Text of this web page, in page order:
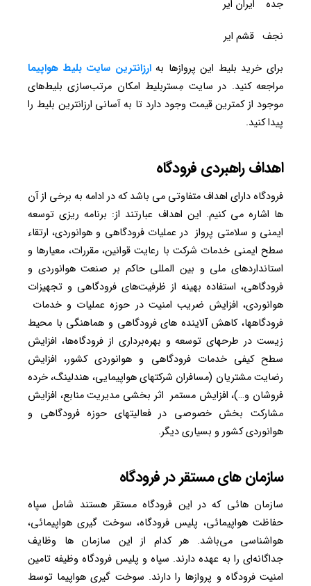
جده ایران ایر
نجف قشم ایر
برای خرید بلیط این پروازها بهارزانترین سایت بلیط هواپیما
مراجعه کنید. در سایت مِستربلیط امکان مرتب‌سازی بلیط‌های
موجود از کمترین قیمت وجود دارد تا به آسانی ارزانترین بلیط را
پیدا کنید.
اهداف راهبردی فرودگاه
فرودگاه دارای اهداف متفاوتی می باشد که در ادامه به برخی از آن
ها اشاره می کنیم. این اهداف عبارتند از: برنامه ریزی توسعه
ایمنی و سلامتی پرواز در عملیات فرودگاهی و هوانوردی، ارتقاء
سطح ایمنی خدمات شرکت با رعایت قوانین، مقررات، معیارها و
استانداردهای ملی و بین المللی حاکم بر صنعت هوانوردی و
فرودگاهی، استفاده بهینه از ظرفیت‌های فرودگاهی و تجهیزات
هوانوردی، افزایش ضریب امنیت در حوزه عملیات و خدمات
فرودگاهها، کاهش آلاینده های فرودگاهی و هماهنگی با محیط
زیست در طرحهای توسعه و بهره‌برداری از فرودگاه‌ها، افزایش
سطح کیفی خدمات فرودگاهی و هوانوردی کشور، افزایش
رضایت مشتریان (مسافران شرکتهای هواپیمایی، هندلینگ، خرده
فروشان و…)، افزایش مستمر اثر بخشی مدیریت منابع، افزایش
مشارکت بخش خصوصی در فعالیتهای حوزه فرودگاهی و
هوانوردی کشور و بسیاری دیگر.
سازمان های مستقر در فرودگاه
سازمان هائی که در این فرودگاه مستقر هستند شامل سپاه
حفاظت هواپیمائی، پلیس فرودگاه، سوخت گیری هواپیمائی،
هواشناسی می‌باشد. هر کدام از این سازمان ها وظایف
جداگانه‌ای را به عهده دارند. سپاه و پلیس فرودگاه وظیفه تامین
امنیت فرودگاه و پروازها را دارند. سوخت گیری هواپیما توسط